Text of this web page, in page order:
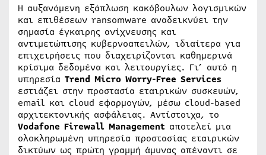
Η αυξανόμενη εξάπλωση κακόβουλων λογισμικών
και επιθέσεων ransomware αναδεικνύει την
σημασία έγκαιρης ανίχνευσης και
αντιμετώπισης κυβερνοαπειλών, ιδιαίτερα για
επιχειρήσεις που διαχειρίζονται καθημερινά
κρίσιμα δεδομένα και λειτουργίες. Γι’ αυτό η
υπηρεσία Trend Micro Worry-Free Services
εστιάζει στην προστασία εταιρικών συσκευών,
email και cloud εφαρμογών, μέσω cloud-based
αρχιτεκτονικής ασφάλειας. Αντίστοιχα, το
Vodafone Firewall Management αποτελεί μια
ολοκληρωμένη υπηρεσία προστασίας εταιρικών
δικτύων ως πρώτη γραμμή άμυνας απέναντι σε